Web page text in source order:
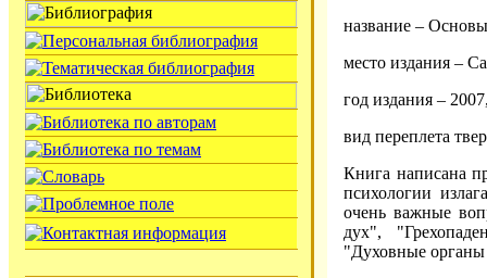
название –
место издания –
год издания –
вид переплета
Книга написана
психологии
очень важные
дух",
"Духовные органы